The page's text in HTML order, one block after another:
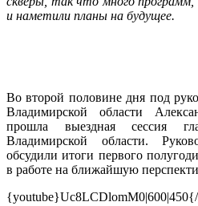
и наметили планы на будущее.
Во второй половине дня под
Владимирской области
прошла выездная сессия
Владимирской области.
обсудили итоги первого
в работе на ближайшую